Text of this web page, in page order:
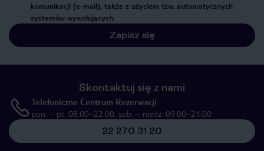
komunikacji (e-mail), także z użyciem tzw. automatycznych
systemów wywołujących.
Zapisz się
Skontaktuj się z nami
Telefoniczne Centrum Rezerwacji
pon. – pt. 08:00–22:00, sob. – niedz. 09:00–21:00
22 270 31 20